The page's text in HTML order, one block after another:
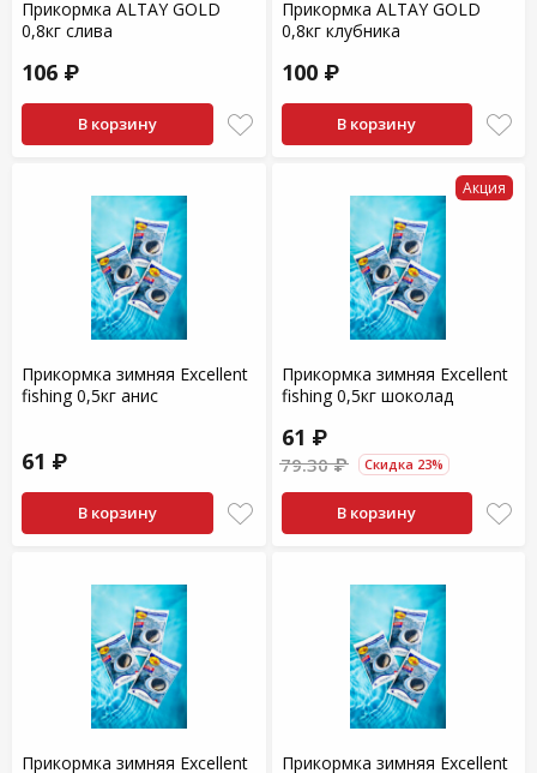
Прикормка ALTAY GOLD
0,8кг слива
106 ₽
В корзину
Прикормка ALTAY GOLD
0,8кг клубника
100 ₽
В корзину
Прикормка зимняя Excellent
fishing 0,5кг анис
61 ₽
В корзину
Акция
Прикормка зимняя Excellent
fishing 0,5кг шоколад
61 ₽
79.30 ₽ Скидка 23%
В корзину
Прикормка зимняя Excellent
Прикормка зимняя Excellent